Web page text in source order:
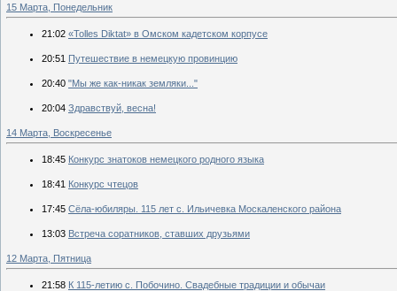
15 Марта, Понедельник
21:02 «Tolles Diktat» в Омском кадетском корпусе
20:51 Путешествие в немецкую провинцию
20:40 "Мы же как-никак земляки..."
20:04 Здравствуй, весна!
14 Марта, Воскресенье
18:45 Конкурс знатоков немецкого родного языка
18:41 Конкурс чтецов
17:45 Сёла-юбиляры. 115 лет с. Ильичевка Москаленского района
13:03 Встреча соратников, ставших друзьями
12 Марта, Пятница
21:58 К 115-летию с. Побочино. Свадебные традиции и обычаи